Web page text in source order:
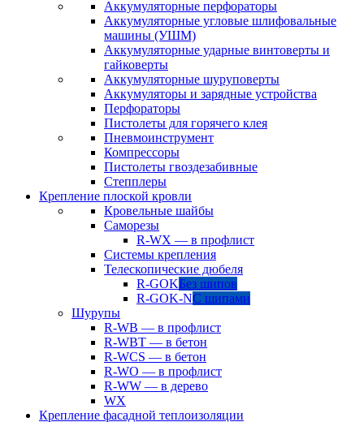
Аккумуляторные перфораторы
Аккумуляторные угловые шлифовальные
машины (УШМ)
Аккумуляторные ударные винтоверты и
гайковерты
Аккумуляторные шуруповерты
Аккумуляторы и зарядные устройства
Перфораторы
Пистолеты для горячего клея
Пневмоинструмент
Компрессоры
Пистолеты гвоздезабивные
Степплеры
Крепление плоской кровли
Кровельные шайбы
Саморезы
R-WX — в профлист
Системы крепления
Телескопические дюбеля
R-GOKБез шипов
R-GOK-NС шипами
Шурупы
R-WB — в профлист
R-WBT — в бетон
R-WCS — в бетон
R-WO — в профлист
R-WW — в дерево
WX
Крепление фасадной теплоизоляции